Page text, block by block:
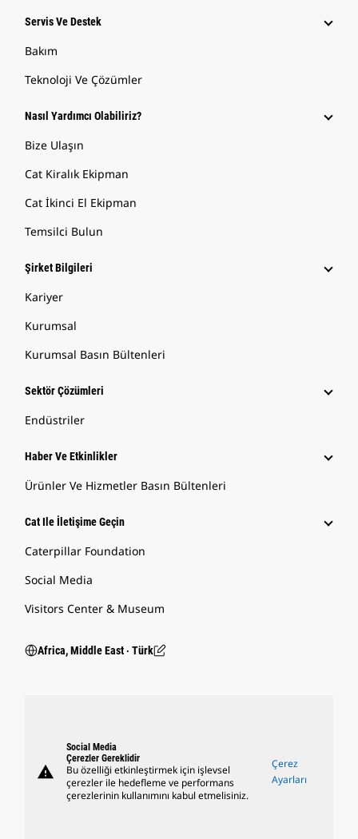
Servis Ve Destek
Bakım
Teknoloji Ve Çözümler
Nasıl Yardımcı Olabiliriz?
Bize Ulaşın
Cat Kiralık Ekipman
Cat İkinci El Ekipman
Temsilci Bulun
Şirket Bilgileri
Kariyer
Kurumsal
Kurumsal Basın Bültenleri
Sektör Çözümleri
Endüstriler
Haber Ve Etkinlikler
Ürünler Ve Hizmetler Basın Bültenleri
Cat Ile İletişime Geçin
Caterpillar Foundation
Social Media
Visitors Center & Museum
Africa, Middle East ‧ Türk
warning
Social Media
Çerezler Gereklidir
Bu özelliği etkinleştirmek için işlevsel
çerezler ile hedefleme ve performans
çerezlerinin kullanımını kabul etmelisiniz.
Çerez
Ayarları